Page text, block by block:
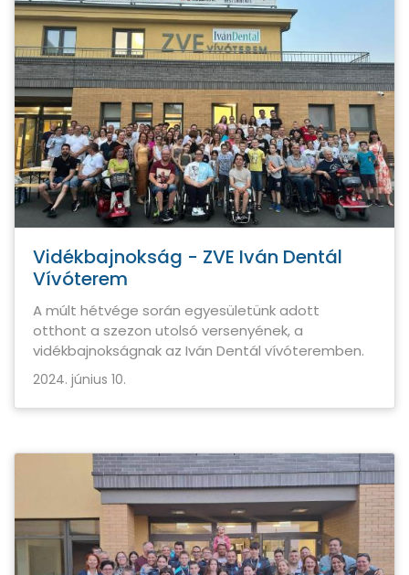
Vidékbajnokság - ZVE Iván Dentál
Vívóterem
A múlt hétvége során egyesületünk adott
otthont a szezon utolsó versenyének, a
vidékbajnokságnak az Iván Dentál vívóteremben.
2024. június 10.